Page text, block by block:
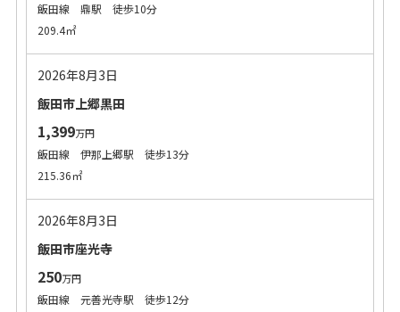
飯田線 鼎駅 徒歩10分
209.4㎡
2026年8月3日
飯田市上郷黒田
1,399万円
飯田線 伊那上郷駅 徒歩13分
215.36㎡
2026年8月3日
飯田市座光寺
250万円
飯田線 元善光寺駅 徒歩12分